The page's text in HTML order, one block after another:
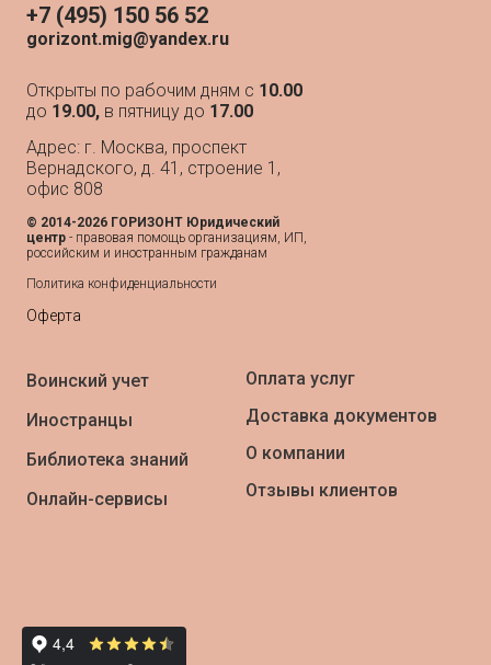
+7 (495) 150 56 52
gorizont.mig@yandex.ru
Открыты по рабочим дням с 10.00
до 19.00, в пятницу до 17.00
Адрес: г. Москва, проспект
Вернадского, д. 41, строение 1,
офис 808
© 2014-2026 ГОРИЗОНТ Юридический
центр - правовая помощь организациям, ИП,
российским и иностранным гражданам
Политика конфиденциальности
Оферта
Воинский учет
Иностранцы
Библиотека знаний
Онлайн-сервисы
Оплата услуг
Доставка документов
О компании
Отзывы клиентов